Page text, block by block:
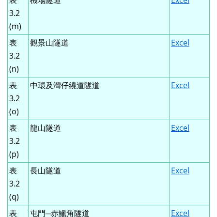
3.2
(m)
表
3.2
(n)
觀景山隧道 Excel
表
3.2
(o)
中環及灣仔繞道隧道 Excel
表
3.2
(p)
龍山隧道 Excel
表
3.2
(q)
長山隧道 Excel
表 屯門─赤鱲角隧道 Excel